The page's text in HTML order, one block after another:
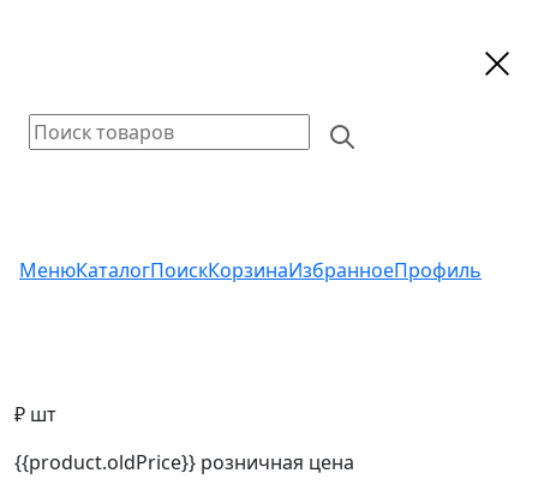
МенюКаталогПоискКорзинаИзбранноеПрофиль
₽ шт
{{product.oldPrice}} розничная цена